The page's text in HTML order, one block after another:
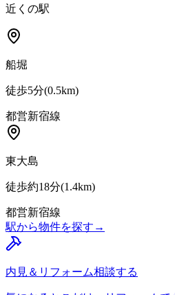
近くの駅
船堀
徒歩5分(0.5km)
都営新宿線
東大島
徒歩約18分(1.4km)
都営新宿線
駅から物件を探す →
内見＆リフォーム相談する